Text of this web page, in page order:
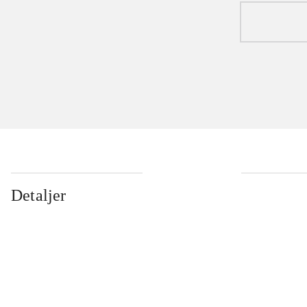
Detaljer